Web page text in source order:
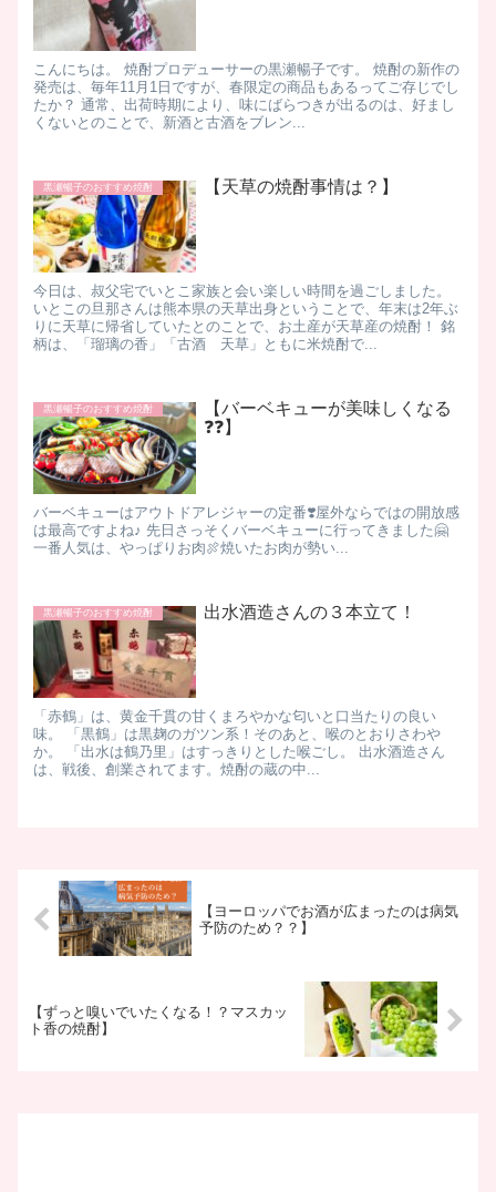
こんにちは。 焼酎プロデューサーの黒瀬暢子です。 焼酎の新作の
発売は、毎年11月1日ですが、春限定の商品もあるってご存じでし
たか？ 通常、出荷時期により、味にばらつきが出るのは、好まし
くないとのことで、新酒と古酒をブレン...
黒瀬暢子のおすすめ焼酎 【天草の焼酎事情は？】
今日は、叔父宅でいとこ家族と会い楽しい時間を過ごしました。
いとこの旦那さんは熊本県の天草出身ということで、年末は2年ぶ
りに天草に帰省していたとのことで、お土産が天草産の焼酎！ 銘
柄は、「瑠璃の香」「古酒 天草」ともに米焼酎で...
黒瀬暢子のおすすめ焼酎
【バーベキューが美味しくなる
❓❓】
バーベキューはアウトドアレジャーの定番❣️屋外ならではの開放感
は最高ですよね♪ 先日さっそくバーベキューに行ってきました🤗
一番人気は、やっぱりお肉🍖焼いたお肉が勢い...
黒瀬暢子のおすすめ焼酎 出水酒造さんの３本立て！
「赤鶴」は、黄金千貫の甘くまろやかな匂いと口当たりの良い
味。 「黒鶴」は黒麹のガツン系！そのあと、喉のとおりさわや
か。 「出水は鶴乃里」はすっきりとした喉ごし。 出水酒造さん
は、戦後、創業されてます。焼酎の蔵の中...
【ヨーロッパでお酒が広まったのは病気
予防のため？？】
【ずっと嗅いでいたくなる！？マスカッ
ト香の焼酎】